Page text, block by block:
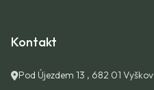
Kontakt
Pod Újezdem 13 , 682 01 Vyškov